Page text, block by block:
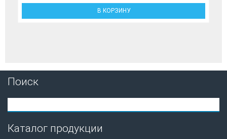
В КОРЗИНУ
Поиск
Каталог продукции